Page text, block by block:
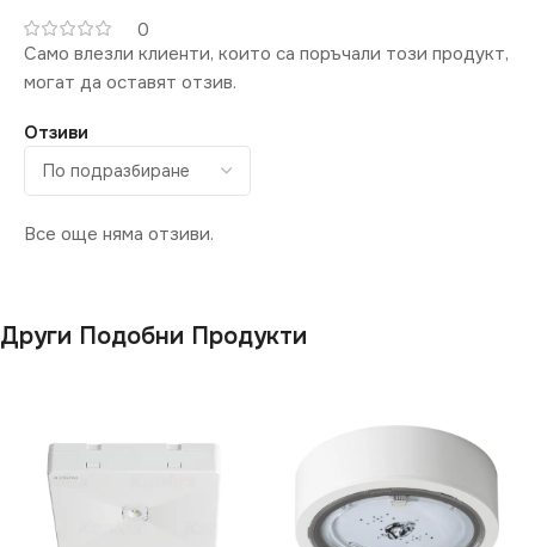
IP20
СЕРИЯ EXIT
ЕНЕРГИЕН КЛАС G
ПРЕДНАЗНАЧЕНИЕ
ВИД
0
Отзиви
Все още няма отзиви.
Само влезли клиенти, които са поръчали този продукт,
могат да оставят отзив.
Други Подобни Продукти